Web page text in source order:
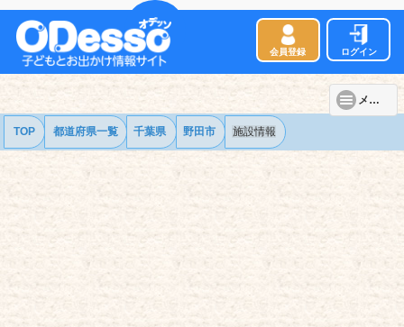
会員登録 ログイン
メニュー
TOP 都道府県一覧 千葉県 野田市 施設情報